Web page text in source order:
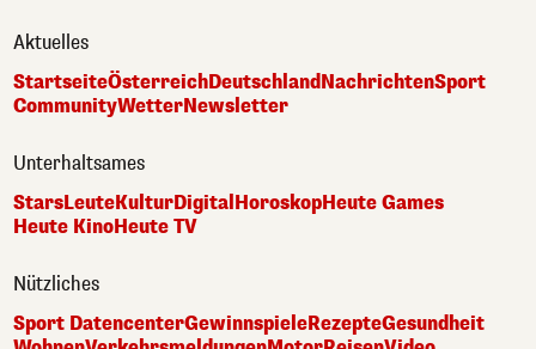
Aktuelles
StartseiteÖsterreichDeutschlandNachrichtenSport
CommunityWetterNewsletter
Unterhaltsames
StarsLeuteKulturDigital HoroskopHeute Games
Heute KinoHeute TV
Nützliches
Sport DatencenterGewinnspieleRezepteGesundheit